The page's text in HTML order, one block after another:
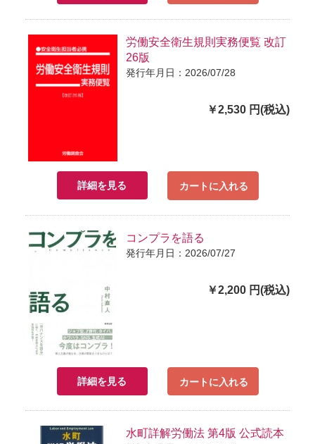
労働安全衛生規則実務便覧 改訂
26版
発行年月日：2026/07/28
￥2,530 円(税込)
詳細を見る カートに入れる
コンプラを語る
発行年月日：2026/07/27
￥2,200 円(税込)
詳細を見る カートに入れる
水町詳解労働法 第4版 公式読本